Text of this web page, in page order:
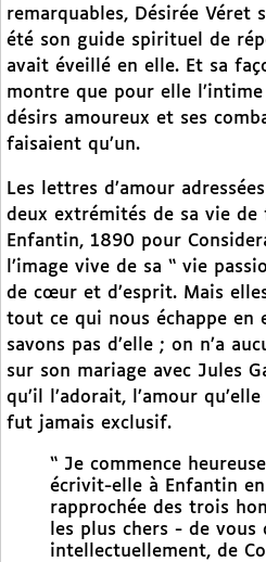
remarquables, Désirée Véret
été son guide spirituel de
avait éveillé en elle. Et sa
montre que pour elle
désirs amoureux et ses
faisaient qu’un.
Les lettres d’amour
deux extrémités de sa vie de
Enfantin, 1890 pour
l’image vive de sa “ vie
de cœur et d’esprit. Mais
tout ce qui nous échappe en
savons pas d’elle ; on n’a
sur son mariage avec Jules
qu’il l’adorait, l’amour
fut jamais exclusif.
“ Je commence
écrivit-elle à Enfantin
rapprochée des trois
les plus chers - de vous
intellectuellement, de